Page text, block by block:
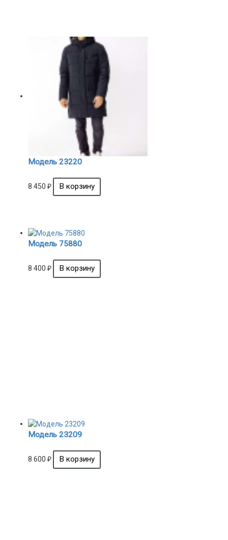
Модель 23220
8 450 ₽
Модель 75880
8 400 ₽
Модель 23209
8 600 ₽